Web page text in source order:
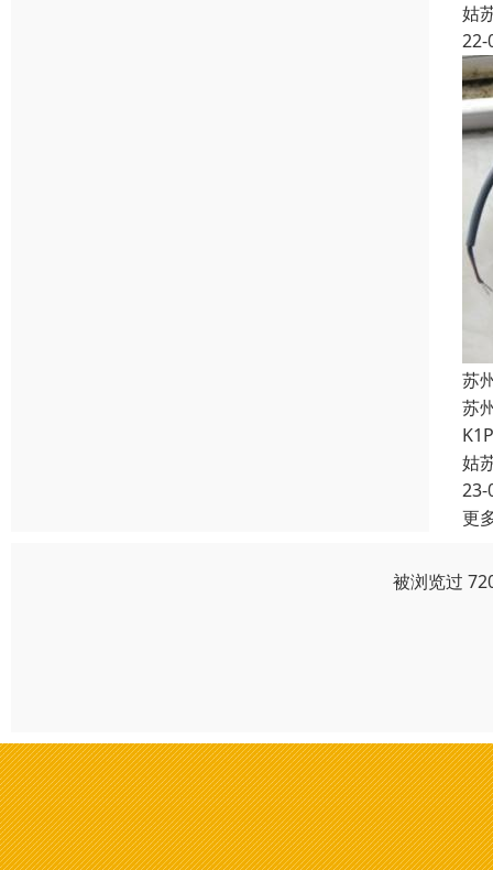
姑
22-
苏
苏
姑
23-
更
被浏览过